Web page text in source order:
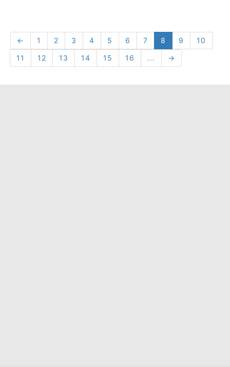
← 1 2 3 4 5 6 7 8 9
10
11
12 13 14 15 16 ... →